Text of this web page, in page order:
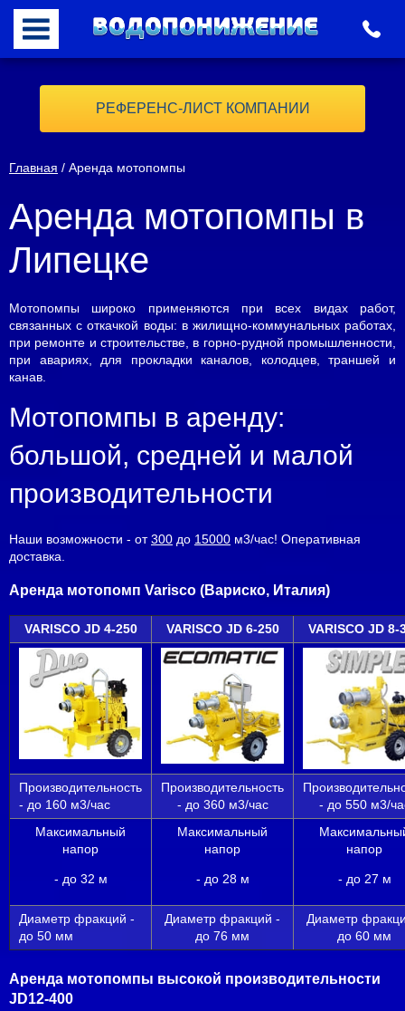
РЕФЕРЕНС-ЛИСТ КОМПАНИИ
Главная / Аренда мотопомпы
Аренда мотопомпы в
Липецке
Мотопомпы широко применяются при всех видах работ,
связанных с откачкой воды: в жилищно-коммунальных работах,
при ремонте и строительстве, в горно-рудной промышленности,
при авариях, для прокладки каналов, колодцев, траншей и
канав.
Мотопомпы в аренду:
большой, средней и малой
производительности
Наши возможности - от300 до 15000 м3/час! Оперативная
доставка.
Аренда мотопомп Varisco (Вариско, Италия)
VARISCO JD 4-250 VARISCO JD 6-250 VARISCO JD 8-
Производительность
- до 160 м3/час
Производительность
- до 360 м3/час
- до 550 м3/
Максимальный
напор
- до 32 м
Максимальный
напор
- до 28 м
напор
- до 27 м
Диаметр фракций -
до 50 мм
Диаметр фракций -
до 76 мм
Диаметр
до 60 мм
Аренда мотопомпы высокой производительности
JD12-400